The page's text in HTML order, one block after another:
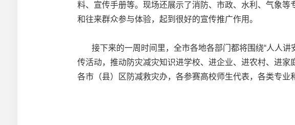
料、宣传手册等。现场还展示了消防、市政、水利、气象
和往来群众参与体验，起到很好的宣传推广作用。
接下来的一周时间里，全市各地各部门都将围绕“人人讲
传活动，推动防灾减灾知识进学校、进企业、进农村、进
各市（县）区防减救灾办，各参赛高校师生代表，各类专业